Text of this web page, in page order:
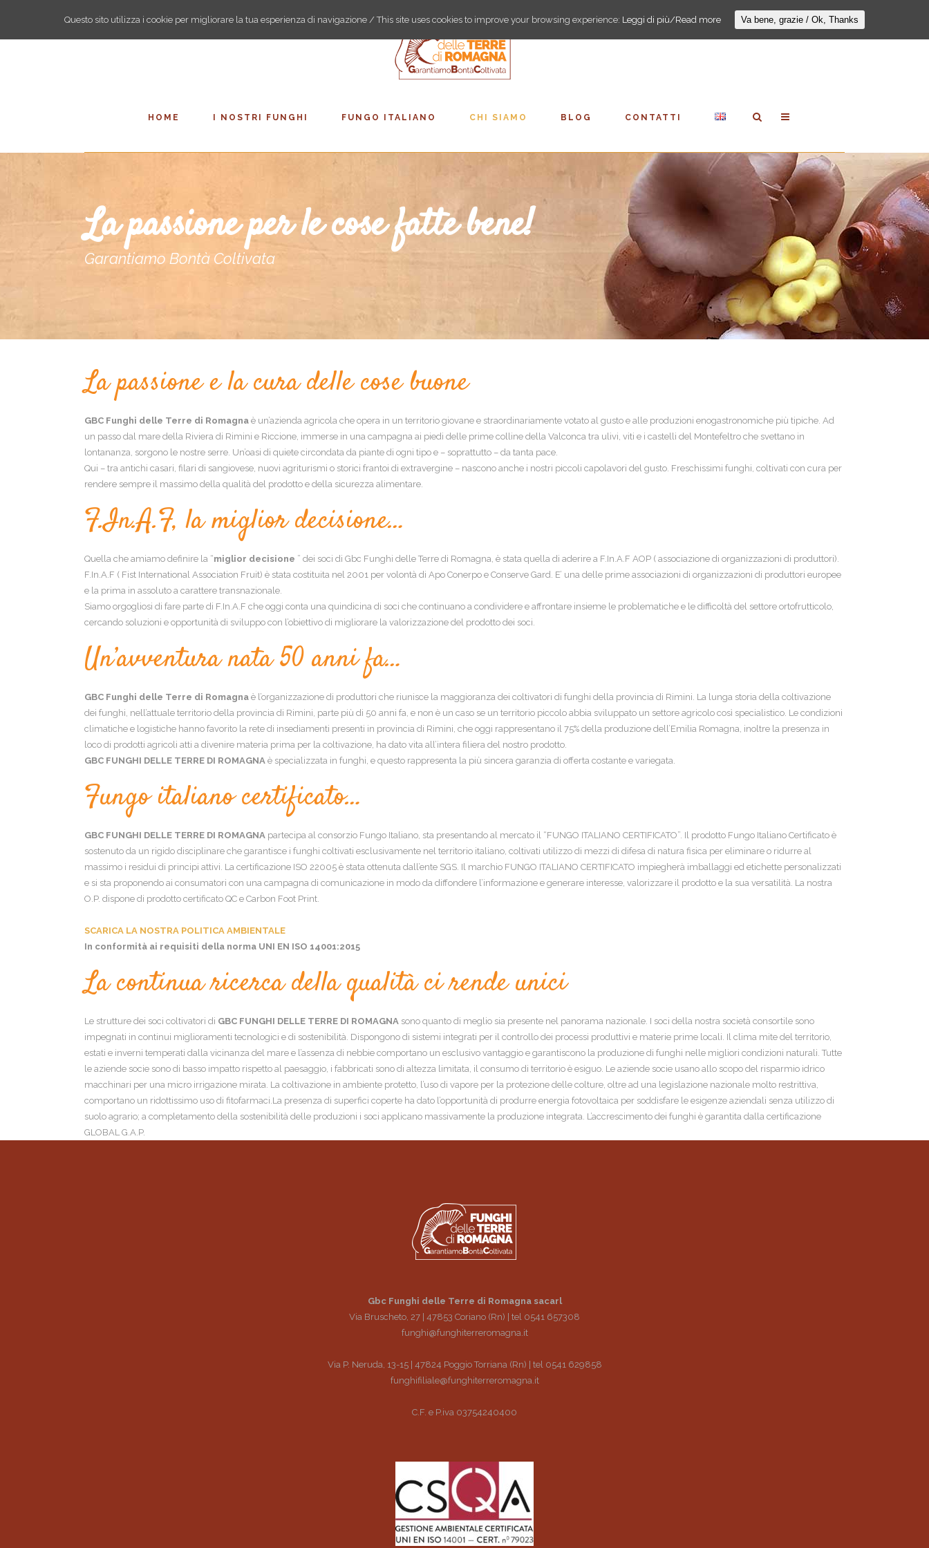
HOME I NOSTRI FUNGHI FUNGO ITALIANO CHI SIAMO BLOG CONTATTI
La passione per le cose fatte bene!
Garantiamo Bontà Coltivata
La passione e la cura delle cose buone
GBC Funghi delle Terre di Romagna è un’azienda agricola che opera in un territorio giovane e straordinariamente votato al gusto e alle produzioni enogastronomiche più tipiche. Ad
un passo dal mare della Riviera di Rimini e Riccione, immerse in una campagna ai piedi delle prime colline della Valconca tra ulivi, viti e i castelli del Montefeltro che svettano in
lontananza, sorgono le nostre serre. Un’oasi di quiete circondata da piante di ogni tipo e – soprattutto – da tanta pace.
Qui – tra antichi casari, filari di sangiovese, nuovi agriturismi o storici frantoi di extravergine – nascono anche i nostri piccoli capolavori del gusto. Freschissimi funghi, coltivati con cura per
rendere sempre il massimo della qualità del prodotto e della sicurezza alimentare.
F.In.A.F, la miglior decisione…
Quella che amiamo definire la “miglior decisione ” dei soci di Gbc Funghi delle Terre di Romagna, è stata quella di aderire a F.In.A.F AOP ( associazione di organizzazioni di produttori).
F.In.A.F ( Fist International Association Fruit) è stata costituita nel 2001 per volontà di Apo Conerpo e Conserve Gard. E’ una delle prime associazioni di organizzazioni di produttori europee
e la prima in assoluto a carattere transnazionale.
Siamo orgogliosi di fare parte di F.In.A.F che oggi conta una quindicina di soci che continuano a condividere e affrontare insieme le problematiche e le difficoltà del settore ortofrutticolo,
cercando soluzioni e opportunità di sviluppo con l’obiettivo di migliorare la valorizzazione del prodotto dei soci.
Un’avventura nata 50 anni fa…
GBC Funghi delle Terre di Romagna è l’organizzazione di produttori che riunisce la maggioranza dei coltivatori di funghi della provincia di Rimini. La lunga storia della coltivazione
dei funghi, nell’attuale territorio della provincia di Rimini, parte più di 50 anni fa, e non è un caso se un territorio piccolo abbia sviluppato un settore agricolo così specialistico. Le condizioni
climatiche e logistiche hanno favorito la rete di insediamenti presenti in provincia di Rimini, che oggi rappresentano il 75% della produzione dell’Emilia Romagna, inoltre la presenza in
loco di prodotti agricoli atti a divenire materia prima per la coltivazione, ha dato vita all’intera filiera del nostro prodotto.
GBC FUNGHI DELLE TERRE DI ROMAGNA è specializzata in funghi, e questo rappresenta la più sincera garanzia di offerta costante e variegata.
Fungo italiano certificato…
GBC FUNGHI DELLE TERRE DI ROMAGNA partecipa al consorzio Fungo Italiano, sta presentando al mercato il “FUNGO ITALIANO CERTIFICATO”. Il prodotto Fungo Italiano Certificato è
sostenuto da un rigido disciplinare che garantisce i funghi coltivati esclusivamente nel territorio italiano, coltivati utilizzo di mezzi di difesa di natura fisica per eliminare o ridurre al
massimo i residui di principi attivi. La certificazione ISO 22005 è stata ottenuta dall’ente SGS. Il marchio FUNGO ITALIANO CERTIFICATO impiegherà imballaggi ed etichette personalizzati
e si sta proponendo ai consumatori con una campagna di comunicazione in modo da diffondere l’informazione e generare interesse, valorizzare il prodotto e la sua versatilità. La nostra
O.P. dispone di prodotto certificato QC e Carbon Foot Print.
SCARICA LA NOSTRA POLITICA AMBIENTALE
In conformità ai requisiti della norma UNI EN ISO 14001:2015
La continua ricerca della qualità ci rende unici
Le strutture dei soci coltivatori di GBC FUNGHI DELLE TERRE DI ROMAGNA sono quanto di meglio sia presente nel panorama nazionale. I soci della nostra società consortile sono
impegnati in continui miglioramenti tecnologici e di sostenibilità. Dispongono di sistemi integrati per il controllo dei processi produttivi e materie prime locali. Il clima mite del territorio,
estati e inverni temperati dalla vicinanza del mare e l’assenza di nebbie comportano un esclusivo vantaggio e garantiscono la produzione di funghi nelle migliori condizioni naturali. Tutte
le aziende socie sono di basso impatto rispetto al paesaggio, i fabbricati sono di altezza limitata, il consumo di territorio è esiguo. Le aziende socie usano allo scopo del risparmio idrico
macchinari per una micro irrigazione mirata. La coltivazione in ambiente protetto, l’uso di vapore per la protezione delle colture, oltre ad una legislazione nazionale molto restrittiva,
comportano un ridottissimo uso di fitofarmaci.La presenza di superfici coperte ha dato l’opportunità di produrre energia fotovoltaica per soddisfare le esigenze aziendali senza utilizzo di
suolo agrario; a completamento della sostenibilità delle produzioni i soci applicano massivamente la produzione integrata. L’accrescimento dei funghi è garantita dalla certificazione
GLOBAL G.A.P.
Gbc Funghi delle Terre di Romagna sacarl
Via Bruscheto, 27 | 47853 Coriano (Rn) | tel 0541 657308
funghi@funghiterreromagna.it
Via P. Neruda, 13-15 | 47824 Poggio Torriana (Rn) | tel 0541 629858
funghifiliale@funghiterreromagna.it
C.F. e P.iva 03754240400
Questo sito utilizza i cookie per migliorare la tua esperienza di navigazione / This site uses cookies to improve your browsing experience: Leggi di più/Read more Va bene, grazie / Ok, Thanks